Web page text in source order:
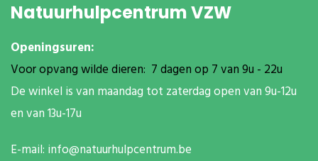
Natuurhulpcentrum VZW
Openingsuren:
Voor opvang wilde dieren: 7 dagen op 7 van 9u - 22u
De winkel is van maandag tot zaterdag open van 9u-12u
en van 13u-17u
E-mail: info@natuurhulpcentrum.be